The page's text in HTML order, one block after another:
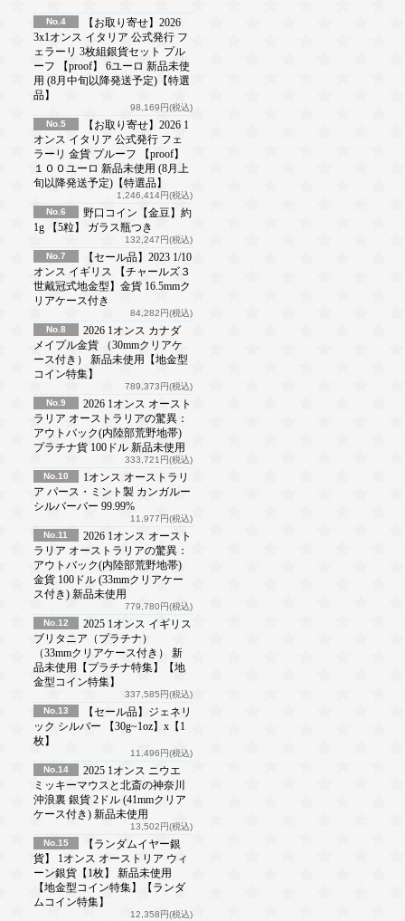
No.4
【お取り寄せ】2026
3x1オンス イタリア 公式発行 フ
ェラーリ 3枚組銀貨セット プル
ーフ 【proof】 6ユーロ 新品未使
用 (8月中旬以降発送予定)【特選
品】
98,169円(税込)
No.5
【お取り寄せ】2026 1
オンス イタリア 公式発行 フェ
ラーリ 金貨 プルーフ 【proof】
１００ユーロ 新品未使用 (8月上
旬以降発送予定)【特選品】
1,246,414円(税込)
No.6
野口コイン【金豆】約
1g 【5粒】 ガラス瓶つき
132,247円(税込)
No.7
【セール品】2023 1/10
オンス イギリス 【チャールズ３
世戴冠式地金型】金貨 16.5mmク
リアケース付き
84,282円(税込)
No.8
2026 1オンス カナダ
メイプル金貨 （30mmクリアケ
ース付き） 新品未使用【地金型
コイン特集】
789,373円(税込)
No.9
2026 1オンス オースト
ラリア オーストラリアの驚異：
アウトバック(内陸部荒野地帯)
プラチナ貨 100ドル 新品未使用
333,721円(税込)
No.10
1オンス オーストラリ
ア パース・ミント製 カンガルー
シルバーバー 99.99%
11,977円(税込)
No.11
2026 1オンス オースト
ラリア オーストラリアの驚異：
アウトバック(内陸部荒野地帯)
金貨 100ドル (33mmクリアケー
ス付き) 新品未使用
779,780円(税込)
No.12
2025 1オンス イギリス
ブリタニア（プラチナ）
（33mmクリアケース付き） 新
品未使用【プラチナ特集】【地
金型コイン特集】
337,585円(税込)
No.13
【セール品】ジェネリ
ック シルバー 【30g~1oz】x【1
枚】
11,496円(税込)
No.14
2025 1オンス ニウエ
ミッキーマウスと北斎の神奈川
沖浪裏 銀貨 2ドル (41mmクリア
ケース付き) 新品未使用
13,502円(税込)
No.15
【ランダムイヤー銀
貨】 1オンス オーストリア ウィ
ーン銀貨【1枚】 新品未使用
【地金型コイン特集】【ランダ
ムコイン特集】
12,358円(税込)